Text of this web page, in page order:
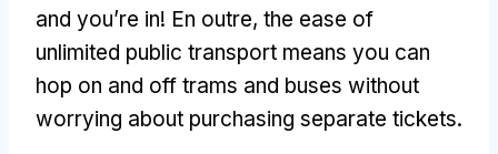
and you’re in! En outre, the ease of
unlimited public transport means you can
hop on and off trams and buses without
worrying about purchasing separate tickets.